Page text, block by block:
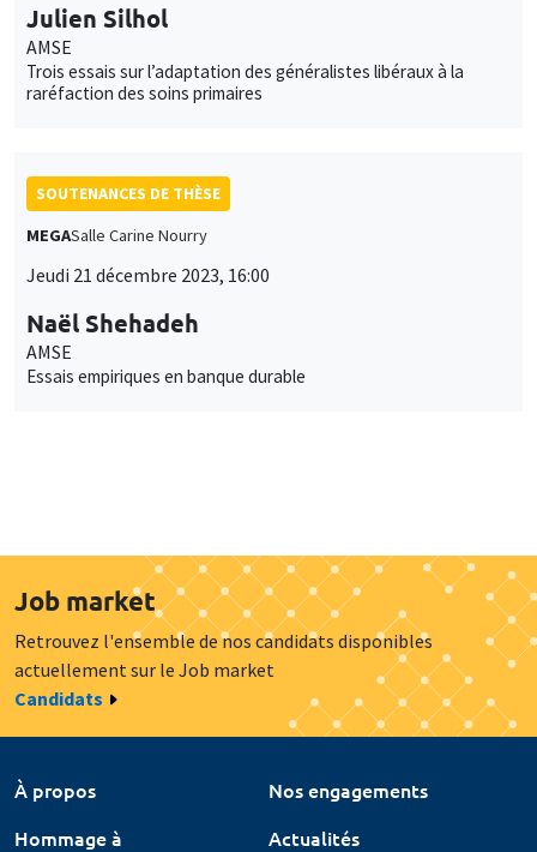
Julien Silhol
AMSE
Trois essais sur l’adaptation des généralistes libéraux à la
raréfaction des soins primaires
SOUTENANCES DE THÈSE
MEGASalle Carine Nourry
Jeudi 21 décembre 2023, 16:00
Naël Shehadeh
AMSE
Essais empiriques en banque durable
Job market
Retrouvez l'ensemble de nos candidats disponibles
actuellement sur le Job market
Candidats
À propos
Nos engagements
Hommage à
Actualités